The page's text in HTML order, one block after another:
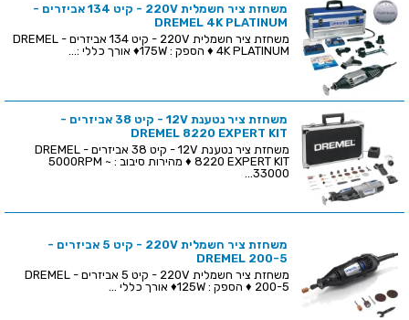
משחזת ציר חשמלית 220V - קיט 134 אביזרים -
DREMEL 4K PLATINUM
משחזת ציר חשמלית 220V - קיט 134 אביזרים - DREMEL
4K PLATINUM ♦ הספק : 175W♦ אורך כללי :...
משחזת ציר נטענת 12V - קיט 38 אביזרים -
DREMEL 8220 EXPERT KIT
משחזת ציר נטענת 12V - קיט 38 אביזרים - DREMEL
8220 EXPERT KIT ♦ מהירות סיבוב : 5000RPM ~
33000...
משחזת ציר חשמלית 220V - קיט 5 אביזרים -
DREMEL 200-5
משחזת ציר חשמלית 220V - קיט 5 אביזרים - DREMEL
200-5 ♦ הספק : 125W♦ אורך כללי ...